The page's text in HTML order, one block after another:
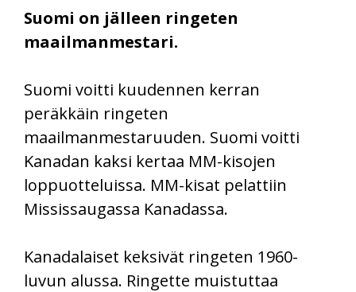
Suomi on jälleen ringeten
maailmanmestari.
Suomi voitti kuudennen kerran
peräkkäin ringeten
maailmanmestaruuden. Suomi voitti
Kanadan kaksi kertaa MM-kisojen
loppuotteluissa. MM-kisat pelattiin
Mississaugassa Kanadassa.
Kanadalaiset keksivät ringeten 1960-
luvun alussa. Ringette muistuttaa